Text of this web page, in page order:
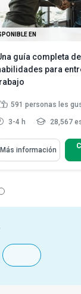
EN
guía completa de
para
591 personas les
3-4 h 28,567
Más información